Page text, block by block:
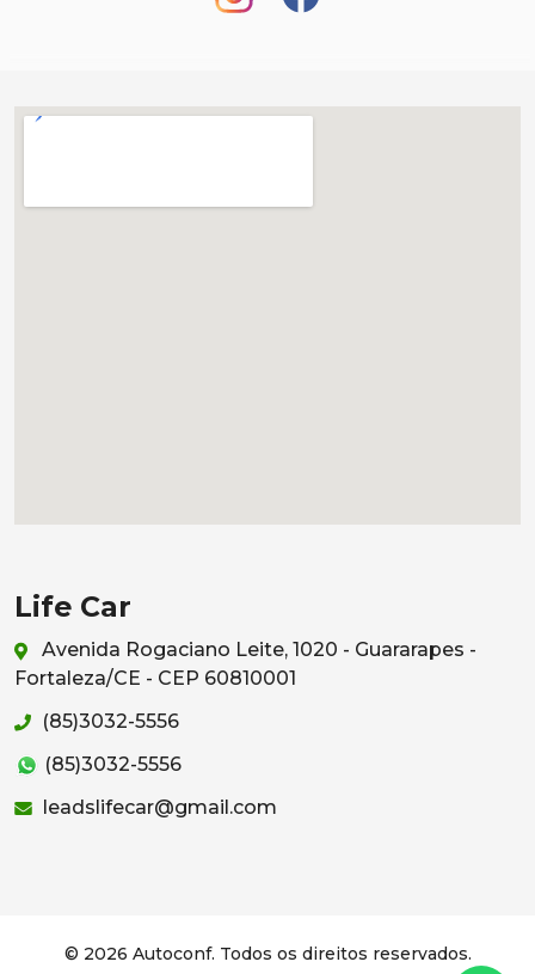
Life Car
Avenida Rogaciano Leite, 1020 - Guararapes -
Fortaleza/CE - CEP 60810001
(85)3032-5556
(85)3032-5556
leadslifecar@gmail.com
© 2026 Autoconf. Todos os direitos reservados.